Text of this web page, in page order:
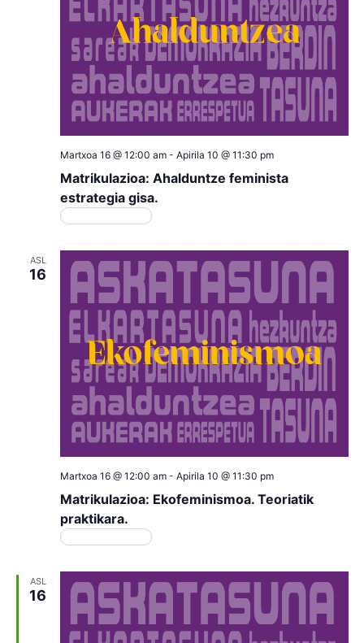
Matrikulazioa: Ahalduntze feminista
estrategia gisa.
Martxoa 16 @ 12:00 am- Apirila 10 @ 11:30 pm
ASL
16
Matrikulazioa: Ekofeminismoa. Teoriatik
praktikara.
Martxoa 16 @ 12:00 am- Apirila 10 @ 11:30 pm
ASL
16